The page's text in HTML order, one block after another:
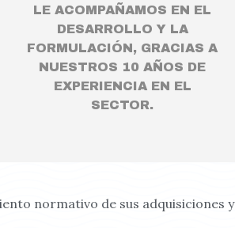
LE ACOMPAÑAMOS EN EL
DESARROLLO Y LA
FORMULACIÓN, GRACIAS A
NUESTROS 10 AÑOS DE
EXPERIENCIA EN EL
SECTOR.
normativo de sus adquisiciones